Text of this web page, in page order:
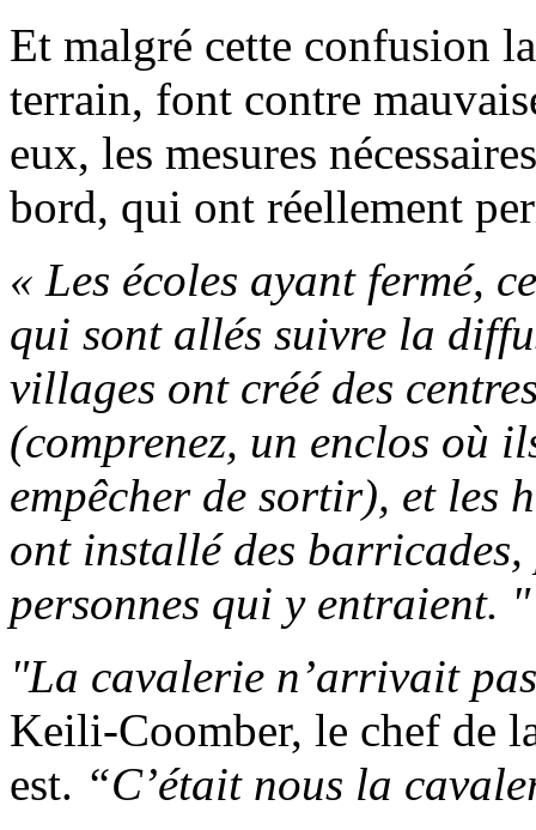
Et malgré cette confusion
terrain, font contre
eux, les mesures
bord, qui ont réellement
« Les écoles ayant fermé,
qui sont allés suivre la
villages ont créé des
(comprenez, un enclos où
empêcher de sortir), et les
ont installé des
personnes qui y entraient. "
"La cavalerie n’arrivait
Keili-Coomber, le chef de
est. “C’était nous la